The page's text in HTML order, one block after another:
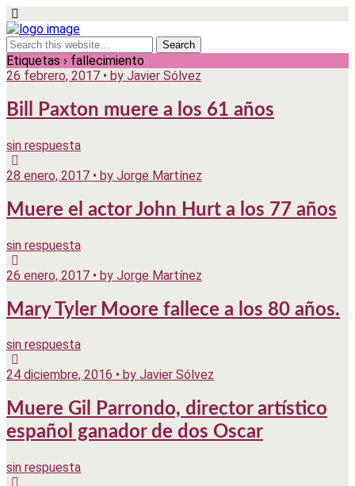
Etiquetas › fallecimiento
26 febrero, 2017 • by Javier Sólvez
Bill Paxton muere a los 61 años
sin respuesta
28 enero, 2017 • by Jorge Martínez
Muere el actor John Hurt a los 77 años
sin respuesta
26 enero, 2017 • by Jorge Martínez
Mary Tyler Moore fallece a los 80 años.
sin respuesta
24 diciembre, 2016 • by Javier Sólvez
Muere Gil Parrondo, director artístico
español ganador de dos Oscar
sin respuesta